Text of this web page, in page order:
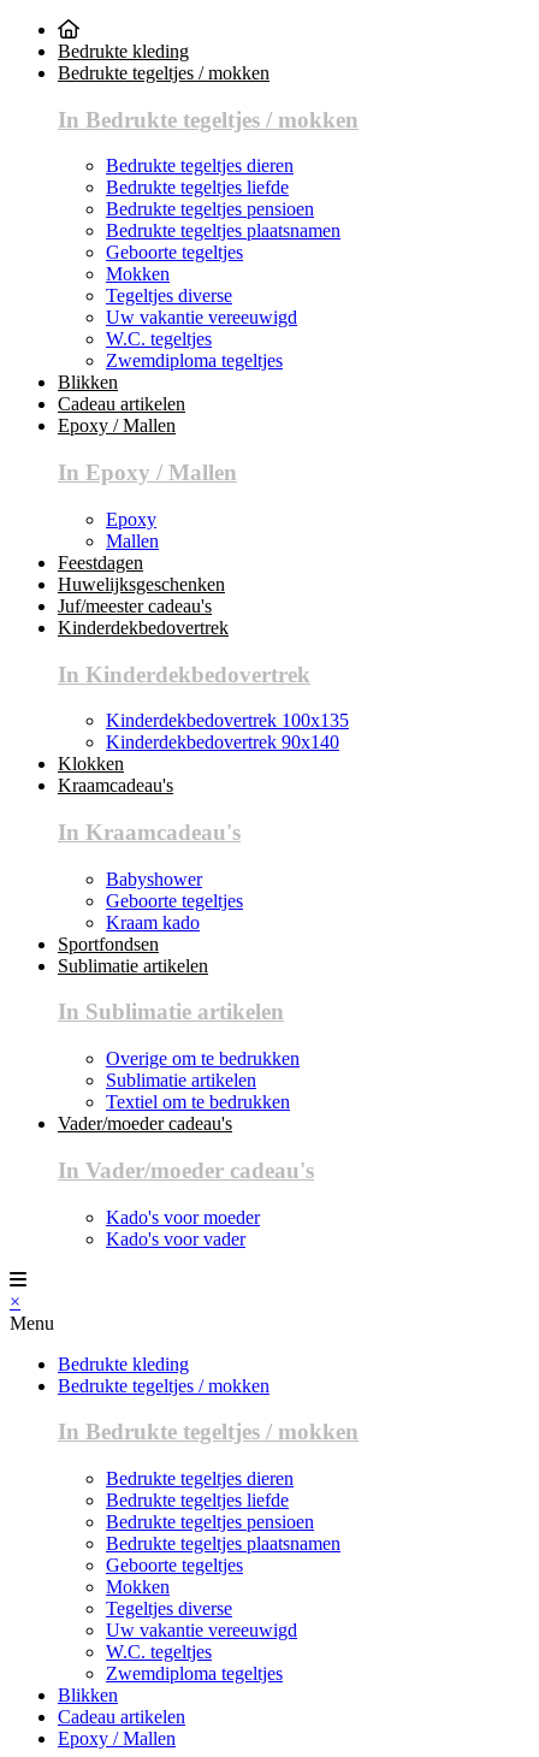
Bedrukte kleding
Bedrukte tegeltjes / mokken
In Bedrukte tegeltjes / mokken
Bedrukte tegeltjes dieren
Bedrukte tegeltjes liefde
Bedrukte tegeltjes pensioen
Bedrukte tegeltjes plaatsnamen
Geboorte tegeltjes
Mokken
Tegeltjes diverse
Uw vakantie vereeuwigd
W.C. tegeltjes
Zwemdiploma tegeltjes
Blikken
Cadeau artikelen
Epoxy / Mallen
In Epoxy / Mallen
Epoxy
Mallen
Feestdagen
Huwelijksgeschenken
Juf/meester cadeau's
Kinderdekbedovertrek
In Kinderdekbedovertrek
Kinderdekbedovertrek 100x135
Kinderdekbedovertrek 90x140
Klokken
Kraamcadeau's
In Kraamcadeau's
Babyshower
Geboorte tegeltjes
Kraam kado
Sportfondsen
Sublimatie artikelen
In Sublimatie artikelen
Overige om te bedrukken
Sublimatie artikelen
Textiel om te bedrukken
Vader/moeder cadeau's
In Vader/moeder cadeau's
Kado's voor moeder
Kado's voor vader
×
Menu
Bedrukte kleding
Bedrukte tegeltjes / mokken
In Bedrukte tegeltjes / mokken
Bedrukte tegeltjes dieren
Bedrukte tegeltjes liefde
Bedrukte tegeltjes pensioen
Bedrukte tegeltjes plaatsnamen
Geboorte tegeltjes
Mokken
Tegeltjes diverse
Uw vakantie vereeuwigd
W.C. tegeltjes
Zwemdiploma tegeltjes
Blikken
Cadeau artikelen
Epoxy / Mallen